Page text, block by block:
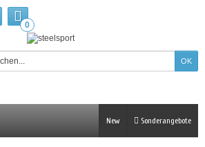
0
Sonderangebote
New